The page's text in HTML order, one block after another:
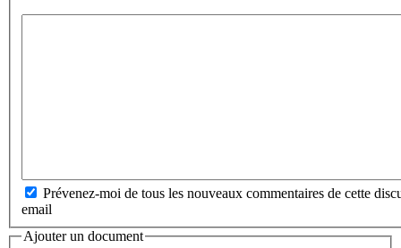
Prévenez-moi de tous les nouveaux commentaires de cette
email
Ajouter un document